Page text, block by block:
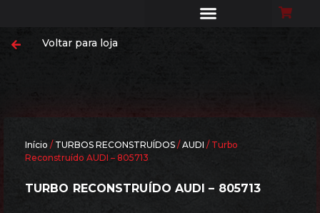
Voltar para loja
Início / TURBOS RECONSTRUÍDOS / AUDI / Turbo
Reconstruído AUDI – 805713
TURBO RECONSTRUÍDO AUDI – 805713